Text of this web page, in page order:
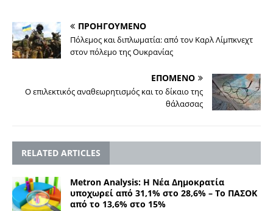
ΠΡΟΗΓΟΥΜΕΝΟ
Πόλεμος και διπλωματία: από τον Καρλ Λίμπκνεχτ
στον πόλεμο της Ουκρανίας
ΕΠΟΜΕΝΟ
O επιλεκτικός αναθεωρητισμός και το δίκαιο της
θάλασσας
RELATED ARTICLES
Metron Analysis: Η Νέα Δημοκρατία
υποχωρεί από 31,1% στο 28,6% – Το ΠΑΣΟΚ
από το 13,6% στο 15%